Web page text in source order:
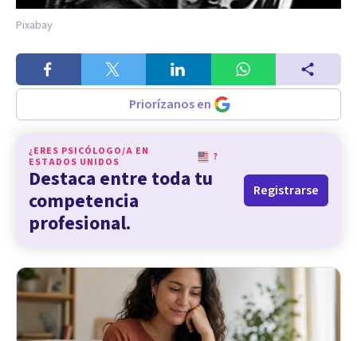
Pixabay
Priorízanos en
¿ERES PSICÓLOGO/A EN
ESTADOS UNIDOS
?
Destaca entre toda tu
competencia
profesional.
Registrarse